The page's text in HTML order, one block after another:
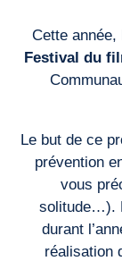
Cette
Festival du
Le but de ce
prévention
vous
solitude…).
durant
réalisation